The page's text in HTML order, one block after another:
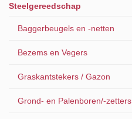
Steelgereedschap
Baggerbeugels en -netten
Bezems en Vegers
Graskantstekers / Gazon
Grond- en Palenboren/-zetters